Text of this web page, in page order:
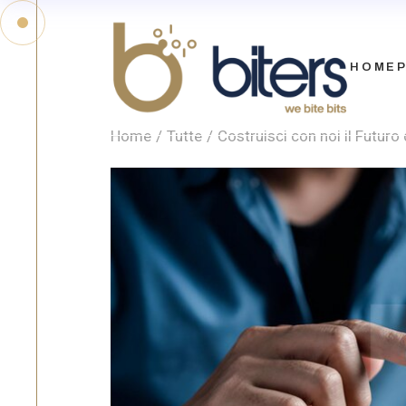
Home Tutte Costruisci con noi il Futuro